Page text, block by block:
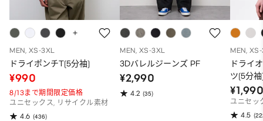
MEN, XS-3XL
ドライポンチT(5分袖)
¥990
8/13まで期間限定価格
ユニセックス, リサイクル素材
4.6 (436)
MEN, XS-3XL
3Dバレルジーンズ PF
¥2,990
4.2 (35)
MEN,
ドライ
ツ(5分
ユニセッ
4.5